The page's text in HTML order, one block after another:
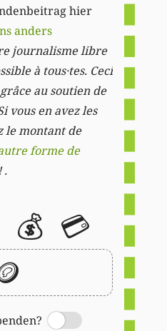
hier
anders
journalisme libre
à tous·tes. Ceci
au soutien de
vous en avez les
le montant de
forme de
.
💰 💳
Switch